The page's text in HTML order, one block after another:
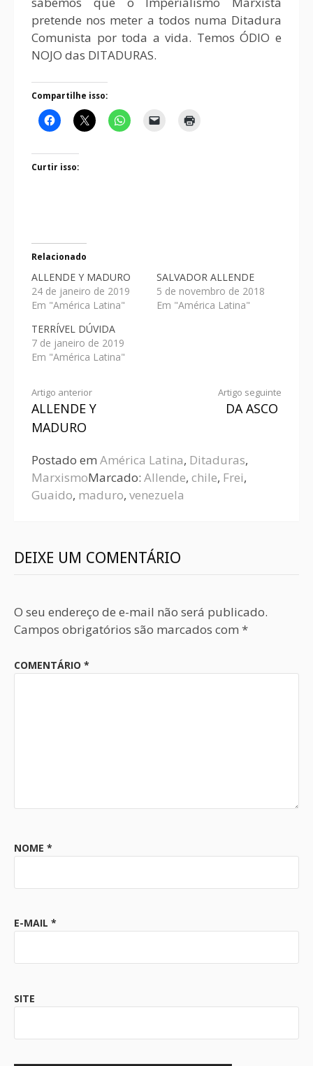
pretende nos meter a todos numa Ditadura
Comunista por toda a vida. Temos ÓDIO e
NOJO das DITADURAS.
Compartilhe isso:
Curtir isso:
Relacionado
ALLENDE Y MADURO
24 de janeiro de 2019
Em "América Latina"
SALVADOR ALLENDE
5 de novembro de 2018
Em "América Latina"
TERRÍVEL DÚVIDA
7 de janeiro de 2019
Em "América Latina"
Artigo anterior
ALLENDE Y
MADURO
Artigo seguinte
DA ASCO
Postado em América Latina, Ditaduras,
MarxismoMarcado: Allende, chile, Frei,
Guaido, maduro, venezuela
DEIXE UM COMENTÁRIO
O seu endereço de e-mail não será publicado.
Campos obrigatórios são marcados com *
COMENTÁRIO *
NOME *
E-MAIL *
SITE